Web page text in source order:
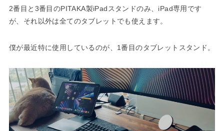
2番目と3番目のPITAKA製iPadスタンドのみ、iPad専用です
が、それ以外は全てのタブレットでも使えます。
僕が最近特に使用しているのが、1番目のタブレットスタンド。